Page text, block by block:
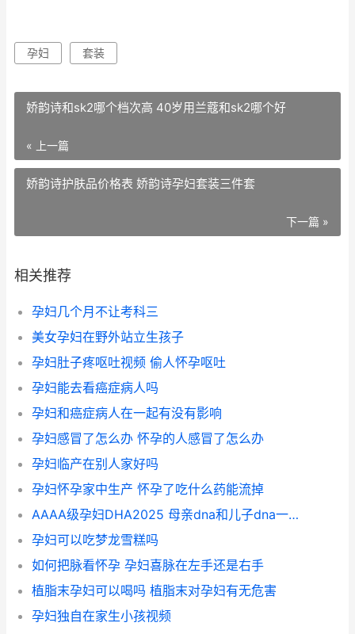
孕妇 套装
娇韵诗和sk2哪个档次高 40岁用兰蔻和sk2哪个好
« 上一篇
娇韵诗护肤品价格表 娇韵诗孕妇套装三件套
下一篇 »
相关推荐
孕妇几个月不让考科三
美女孕妇在野外站立生孩子
孕妇肚子疼呕吐视频 偷人怀孕呕吐
孕妇能去看癌症病人吗
孕妇和癌症病人在一起有没有影响
孕妇感冒了怎么办 怀孕的人感冒了怎么办
孕妇临产在别人家好吗
孕妇怀孕家中生产 怀孕了吃什么药能流掉
AAAA级孕妇DHA2025 母亲dna和儿子dna一样不
孕妇可以吃梦龙雪糕吗
如何把脉看怀孕 孕妇喜脉在左手还是右手
植脂末孕妇可以喝吗 植脂末对孕妇有无危害
孕妇独自在家生小孩视频